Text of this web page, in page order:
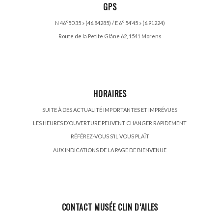
GPS
N 46°50’35 » (46.84285) / E 6° 54’45 » (6.91224)
Route de la Petite Glâne 62, 1541 Morens
HORAIRES
SUITE À DES ACTUALITÉ IMPORTANTES ET IMPRÉVUES
LES HEURES D’OUVERTURE PEUVENT CHANGER RAPIDEMENT
RÉFÉREZ-VOUS S’IL VOUS PLAÎT
AUX INDICATIONS DE LA PAGE DE BIENVENUE
CONTACT MUSÉE CLIN D’AILES